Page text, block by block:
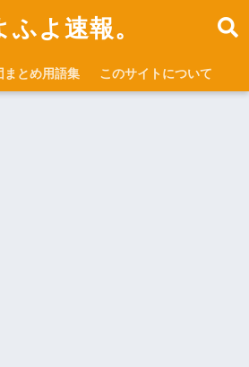
ふよ速報。
まとめ用語集 このサイトについて